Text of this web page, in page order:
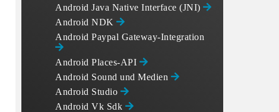
Android Java Native Interface (JNI)
Android NDK
Android Paypal Gateway-Integration
Android Places-API
Android Sound und Medien
Android Studio
Android Vk Sdk